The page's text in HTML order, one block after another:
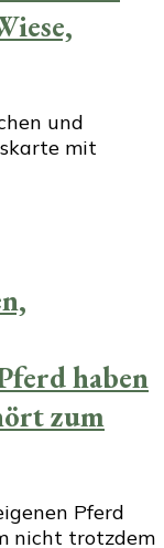
und
mit
haben
zum
Pferd
nicht trotzdem